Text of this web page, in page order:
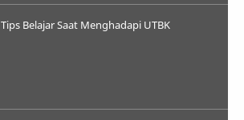
Tips Belajar Saat Menghadapi UTBK